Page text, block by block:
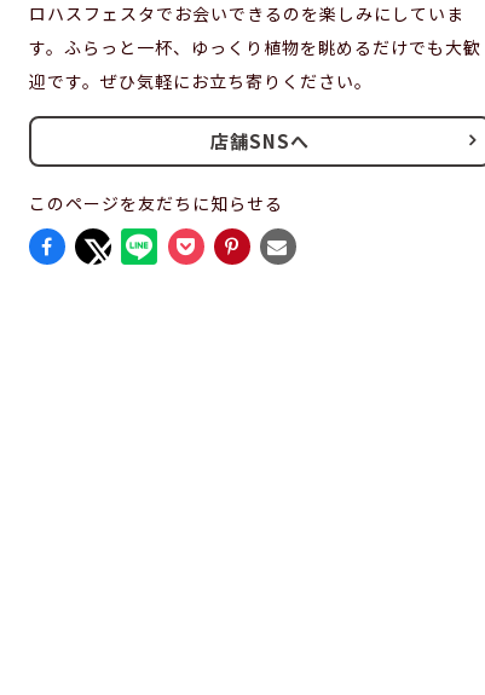
ロハスフェスタでお会いできるのを楽しみにしていま
す。ふらっと一杯、ゆっくり植物を眺めるだけでも大歓
迎です。ぜひ気軽にお立ち寄りください。
店舗SNSへ
このページを友だちに知らせる